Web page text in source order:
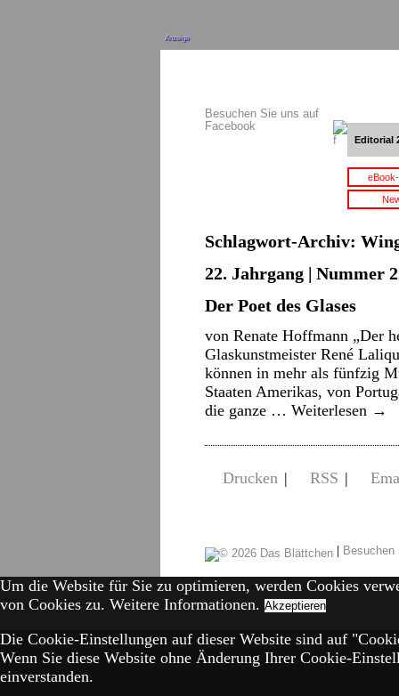
Anzeige
Besuchen Sie uns auf
Facebook
Editorial
Schlagwort-Archiv:
22. Jahrgang | Nummer
Der Poet des Glases
von Renate Hoffmann „Der
Glaskunstmeister René
können in mehr als fünfzig
Staaten Amerikas, von
die ganze … Weiterlesen →
Drucken | RSS |
|
Um die Website für Sie zu optimieren, werden Cookies
von Cookies zu. Weitere Informationen. Akzeptieren
Die Cookie-Einstellungen auf dieser Website sind auf
Wenn Sie diese Website ohne Änderung Ihrer Cookie-
einverstanden.